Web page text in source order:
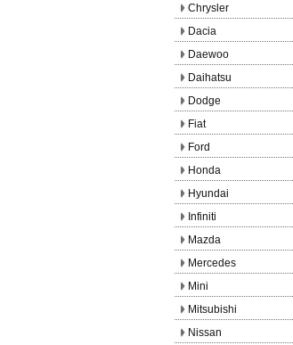
Chrysler
Dacia
Daewoo
Daihatsu
Dodge
Fiat
Ford
Honda
Hyundai
Infiniti
Mazda
Mercedes
Mini
Mitsubishi
Nissan